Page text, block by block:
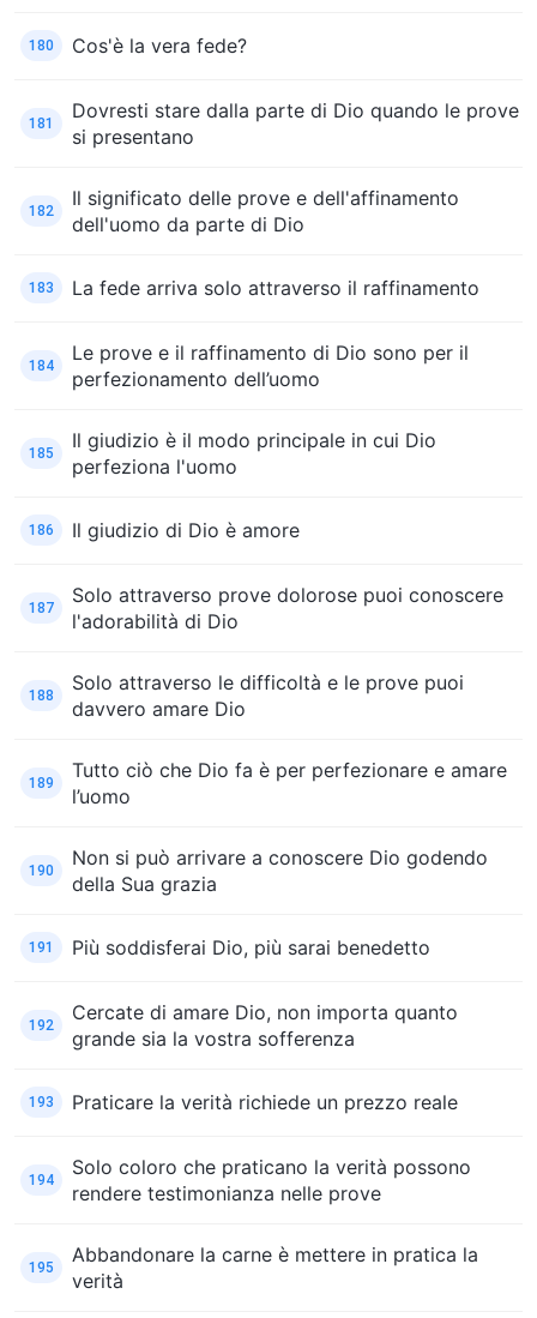
180 Cos'è la vera fede?
181
Dovresti stare dalla parte di Dio quando le prove
si presentano
182
Il significato delle prove e dell'affinamento
dell'uomo da parte di Dio
183 La fede arriva solo attraverso il raffinamento
184
Le prove e il raffinamento di Dio sono per il
perfezionamento dell’uomo
185
Il giudizio è il modo principale in cui Dio
perfeziona l'uomo
186 Il giudizio di Dio è amore
187
Solo attraverso prove dolorose puoi conoscere
l'adorabilità di Dio
188
Solo attraverso le difficoltà e le prove puoi
davvero amare Dio
189
Tutto ciò che Dio fa è per perfezionare e amare
l’uomo
190
Non si può arrivare a conoscere Dio godendo
della Sua grazia
191 Più soddisferai Dio, più sarai benedetto
192
Cercate di amare Dio, non importa quanto
grande sia la vostra sofferenza
193 Praticare la verità richiede un prezzo reale
194
Solo coloro che praticano la verità possono
rendere testimonianza nelle prove
195
Abbandonare la carne è mettere in pratica la
verità